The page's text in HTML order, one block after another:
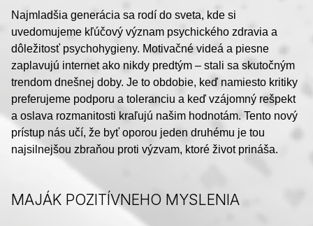
Najmladšia generácia sa rodí do sveta, kde si
uvedomujeme kľúčový význam psychického zdravia a
dôležitosť psychohygieny. Motivačné videá a piesne
zaplavujú internet ako nikdy predtým – stali sa skutočným
trendom dnešnej doby. Je to obdobie, keď namiesto kritiky
preferujeme podporu a toleranciu a keď vzájomný rešpekt
a oslava rozmanitosti kraľujú našim hodnotám. Tento nový
prístup nás učí, že byť oporou jeden druhému je tou
najsilnejšou zbraňou proti výzvam, ktoré život prináša.
MAJÁK POZITÍVNEHO MYSLENIA